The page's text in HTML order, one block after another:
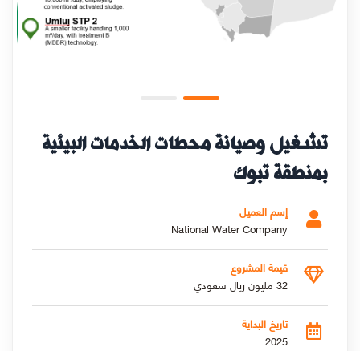
تشغيل وصيانة محطات الخدمات البيئية
بمنطقة تبوك
إسم العميل
National Water Company
قيمة المشروع
32 مليون ريال سعودي
تاريخ البداية
2025